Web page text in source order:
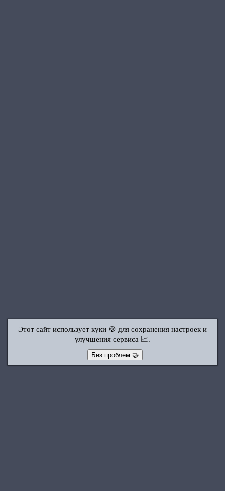
Этот сайт использует куки 🍪 для сохранения настроек и
улучшения сервиса 📈.
Без проблем 🤝